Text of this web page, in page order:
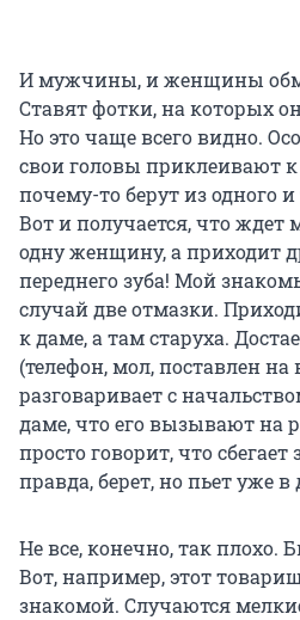
И мужчины, и женщины
Ставят фотки, на которых
Но это чаще всего видно.
свои головы приклеивают
почему-то берут из одного
Вот и получается, что
одну женщину, а приходит
переднего зуба! Мой
случай две отмазки.
к даме, а там старуха.
(телефон, мол, поставлен
разговаривает с
даме, что его вызывают на
просто говорит, что
правда, берет, но пьет уже в
Не все, конечно, так
Вот, например, этот
знакомой. Случаются